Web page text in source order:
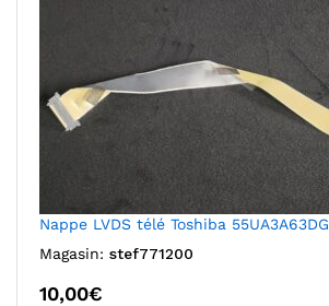
Nappe LVDS télé Toshiba 55UA3A63DG
Magasin: stef771200
10,00€